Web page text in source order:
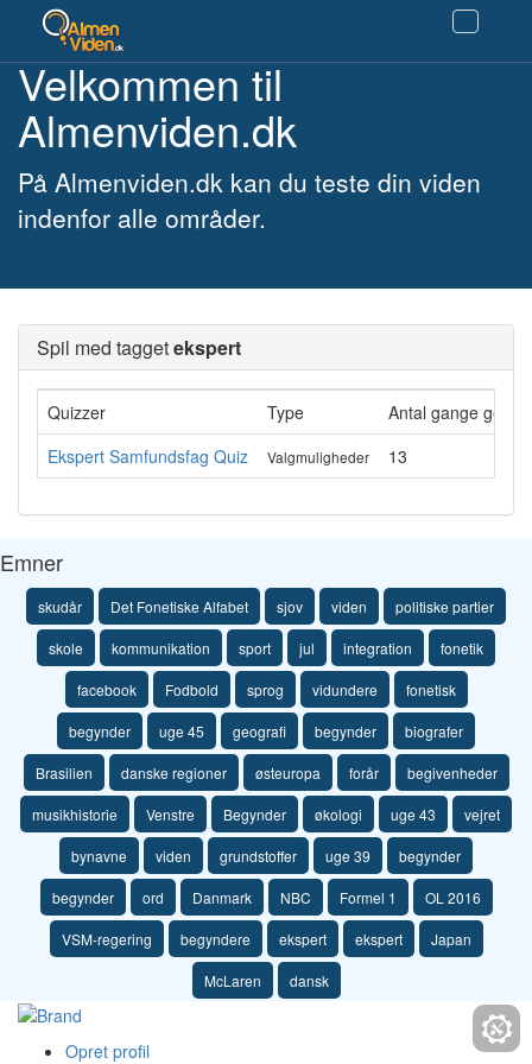
Velkommen til
Almenviden.dk
På Almenviden.dk kan du teste din viden
indenfor alle områder.
Spil med taggetekspert
Quizzer Type
Antal gange
Ekspert Samfundsfag Quiz
Valgmuligheder 13
Emner
skudår Det Fonetiske Alfabet sjov viden politiske partier
skole kommunikation sport jul integration fonetik
facebook Fodbold sprog vidundere fonetisk
begynder uge 45 geografi begynder biografer
Brasilien danske regioner østeuropa forår begivenheder
musikhistorie Venstre Begynder økologi uge 43 vejret
bynavne viden grundstoffer uge 39 begynder
begynder ord Danmark NBC Formel 1 OL 2016
VSM-regering begyndere ekspert ekspert Japan
McLaren dansk
Opret profil